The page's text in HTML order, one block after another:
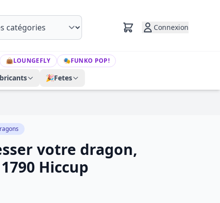
Connexion
👜LOUNGEFLY 🎭FUNKO POP!
🎉Fetes
votre dragon,
Hiccup